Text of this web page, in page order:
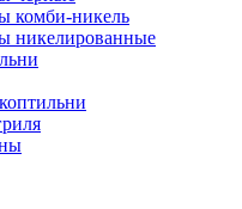
комби-никель
никелированные